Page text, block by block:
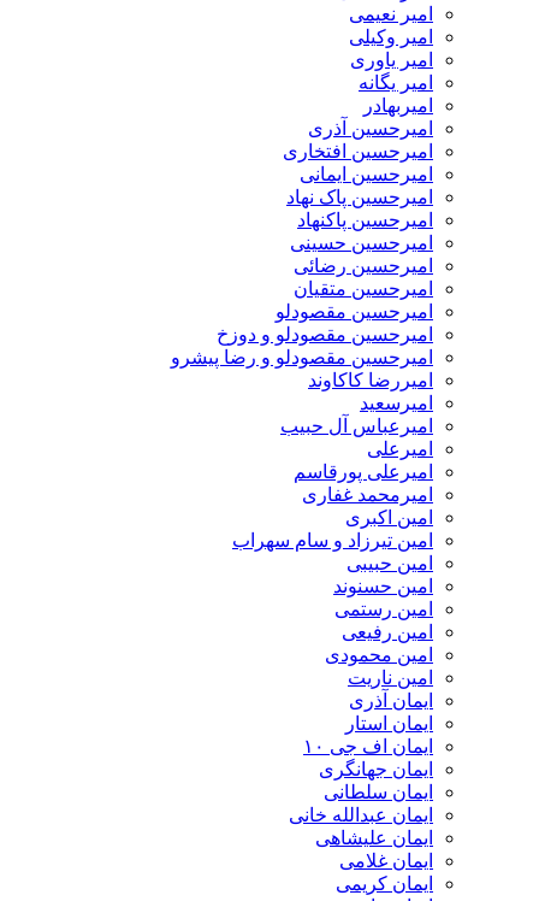
امیر نعیمی
امیر وکیلی
امیر یاوری
امیر یگانه
امیربهادر
امیرحسین آذری
امیرحسین افتخاری
امیرحسین ایمانی
امیرحسین پاک نهاد
امیرحسین پاکنهاد
امیرحسین حسینی
امیرحسین رضائی
امیرحسین متقیان
امیرحسین مقصودلو
امیرحسین مقصودلو و دوزخ
امیرحسین مقصودلو و رضا پیشرو
امیررضا کاکاوند
امیرسعید
امیرعباس آل حبیب
امیرعلی
امیرعلی پورقاسم
امیرمحمد غفاری
امین اکبری
امین تیرزاد و سام سهراب
امین حبیبی
امین حسنوند
امین رستمی
امین رفیعی
امین محمودی
امین ناریت
ایمان آذری
ایمان استار
ایمان اف جی ۱۰
ایمان جهانگری
ایمان سلطانی
ایمان عبدالله خانی
ایمان علیشاهی
ایمان غلامی
ایمان کریمی